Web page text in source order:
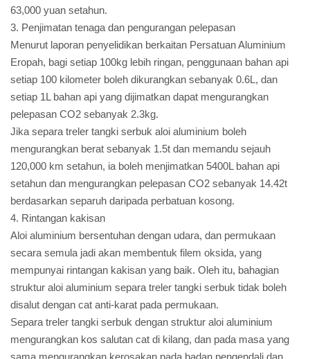
63,000 yuan setahun.
3. Penjimatan tenaga dan pengurangan pelepasan
Menurut laporan penyelidikan berkaitan Persatuan Aluminium
Eropah, bagi setiap 100kg lebih ringan, penggunaan bahan api
setiap 100 kilometer boleh dikurangkan sebanyak 0.6L, dan
setiap 1L bahan api yang dijimatkan dapat mengurangkan
pelepasan CO2 sebanyak 2.3kg.
Jika separa treler tangki serbuk aloi aluminium boleh
mengurangkan berat sebanyak 1.5t dan memandu sejauh
120,000 km setahun, ia boleh menjimatkan 5400L bahan api
setahun dan mengurangkan pelepasan CO2 sebanyak 14.42t
berdasarkan separuh daripada perbatuan kosong.
4. Rintangan kakisan
Aloi aluminium bersentuhan dengan udara, dan permukaan
secara semula jadi akan membentuk filem oksida, yang
mempunyai rintangan kakisan yang baik. Oleh itu, bahagian
struktur aloi aluminium separa treler tangki serbuk tidak boleh
disalut dengan cat anti-karat pada permukaan.
Separa treler tangki serbuk dengan struktur aloi aluminium
mengurangkan kos salutan cat di kilang, dan pada masa yang
sama mengurangkan kerosakan pada badan pengendali dan